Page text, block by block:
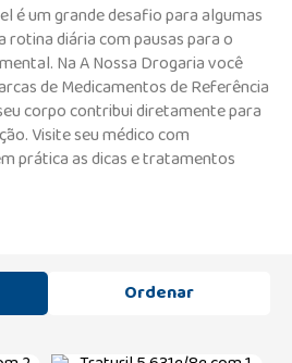
é um grande desafio para algumas
rotina diária com pausas para o
Na A Nossa Drogaria você
de Medicamentos de Referência
corpo contribui diretamente para
Visite seu médico com
prática as dicas e tratamentos